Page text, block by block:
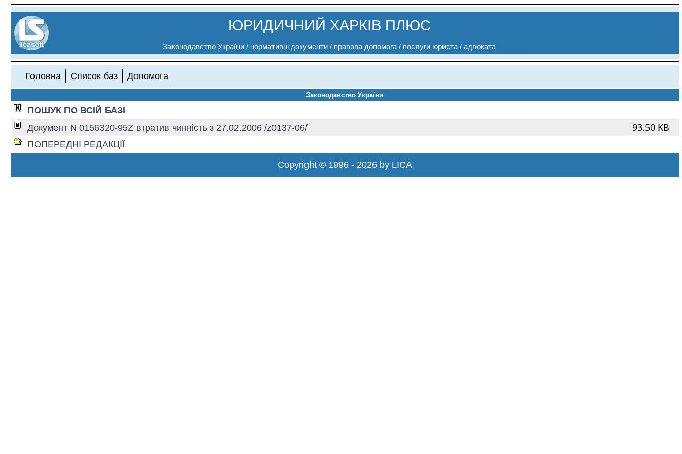
ЮРИДИЧНИЙ ХАРКІВ ПЛЮС
Законодавство України / нормативні документи / правова допомога / послуги юриста / адвоката
Головна Список баз Допомога
Законодавство України
ПОШУК ПО ВСІЙ БАЗІ
Документ N 0156320-95Z втратив чинність з 27.02.2006 /z0137-06/
93.50 KB
ПОПЕРЕДНІ РЕДАКЦІЇ
Copyright © 1996 - 2026 by LICA